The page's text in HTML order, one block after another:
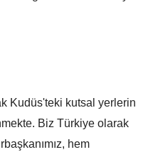
Kudüs'teki kutsal yerlerin
Biz Türkiye olarak
hem